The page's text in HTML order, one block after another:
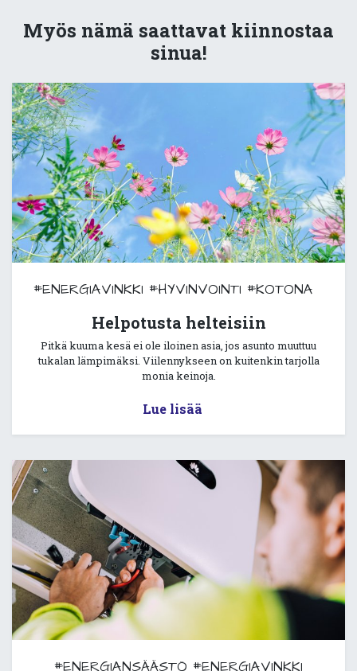
Myös nämä saattavat kiinnostaa
sinua!
#ENERGIAVINKKI #HYVINVOINTI #KOTONA
Helpotusta helteisiin
Pitkä kuuma kesä ei ole iloinen asia, jos asunto muuttuu
tukalan lämpimäksi. Viilennykseen on kuitenkin tarjolla
monia keinoja.
Lue lisää
#ENERGIANSÄÄSTÖ #ENERGIAVINKKI